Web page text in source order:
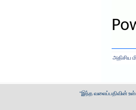
அதிசிய
"இந்த வலைப்பதிவின்